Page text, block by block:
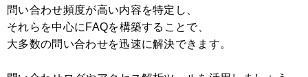
問い合わせ頻度が高い内容を特定し、
それらを中心にFAQを構築することで、
大多数の問い合わせを迅速に解決できます。